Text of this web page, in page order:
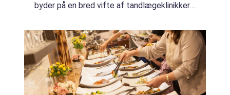
byder på en bred vifte af tandlægeklinikker,
tandbehandl...